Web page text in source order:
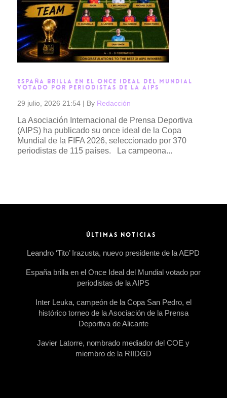
ESPAÑA BRILLA EN EL ONCE IDEAL DEL MUNDIAL
VOTADO POR PERIODISTAS DE LA AIPS
29 julio, 2026 21:54 | By Redacción
La Asociación Internacional de Prensa Deportiva
(AIPS) ha publicado su once ideal de la Copa
Mundial de la FIFA 2026, seleccionado por 370
periodistas de 115 países. La campeona...
ÚLTIMAS NOTICIAS
Leandro ‘Tito’ Irazusta, nuevo presidente de la AEPD
España brilla en el Once Ideal del Mundial votado por
periodistas de la AIPS
Inter Leuka, campeón de la Copa San Pedro, el
histórico torneo de la Asociación de la Prensa
Deportiva de Alicante
Javier Latorre, nombrado mediador del COE y
miembro de la RIIDGD